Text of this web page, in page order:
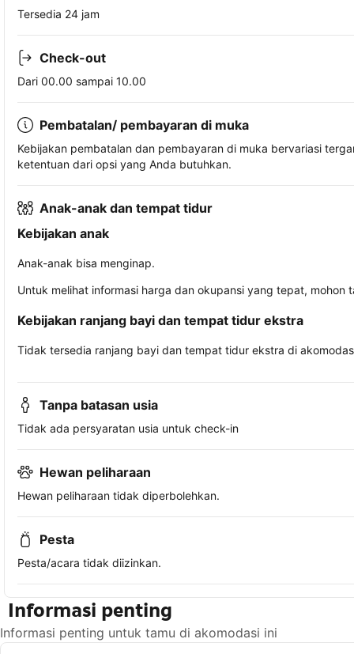
Tersedia 24 jam
Check-out
Dari 00.00 sampai 10.00
Pembatalan/ pembayaran di muka
Kebijakan pembatalan dan pembayaran di muka bervariasi
ketentuan dari opsi yang Anda butuhkan.
Anak-anak dan tempat tidur
Kebijakan anak
Anak-anak bisa menginap.
Untuk melihat informasi harga dan okupansi yang tepat,
Kebijakan ranjang bayi dan tempat tidur ekstra
Tidak tersedia ranjang bayi dan tempat tidur ekstra di
Tanpa batasan usia
Tidak ada persyaratan usia untuk check-in
Hewan peliharaan
Hewan peliharaan tidak diperbolehkan.
Pesta
Pesta/acara tidak diizinkan.
Informasi penting
Informasi penting untuk tamu di akomodasi ini